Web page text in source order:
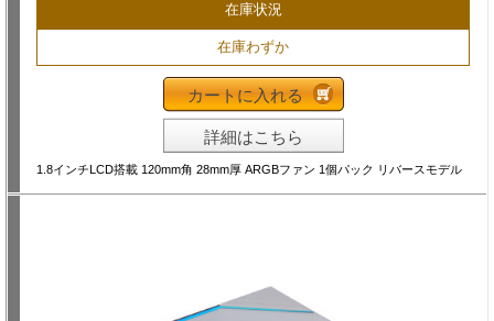
在庫状況
在庫わずか
カートに入れる
詳細はこちら
1.8インチLCD搭載 120mm角 28mm厚 ARGBファン 1個パック リバースモデル